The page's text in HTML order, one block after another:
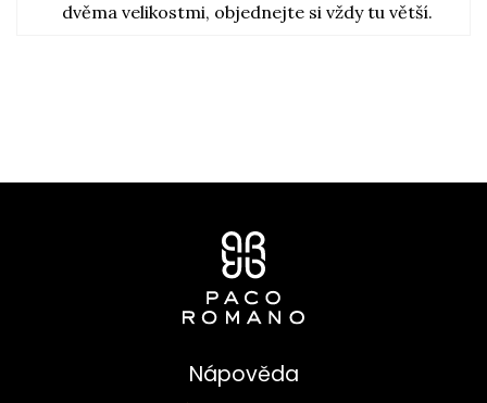
dvěma velikostmi, objednejte si vždy tu větší.
Nápověda